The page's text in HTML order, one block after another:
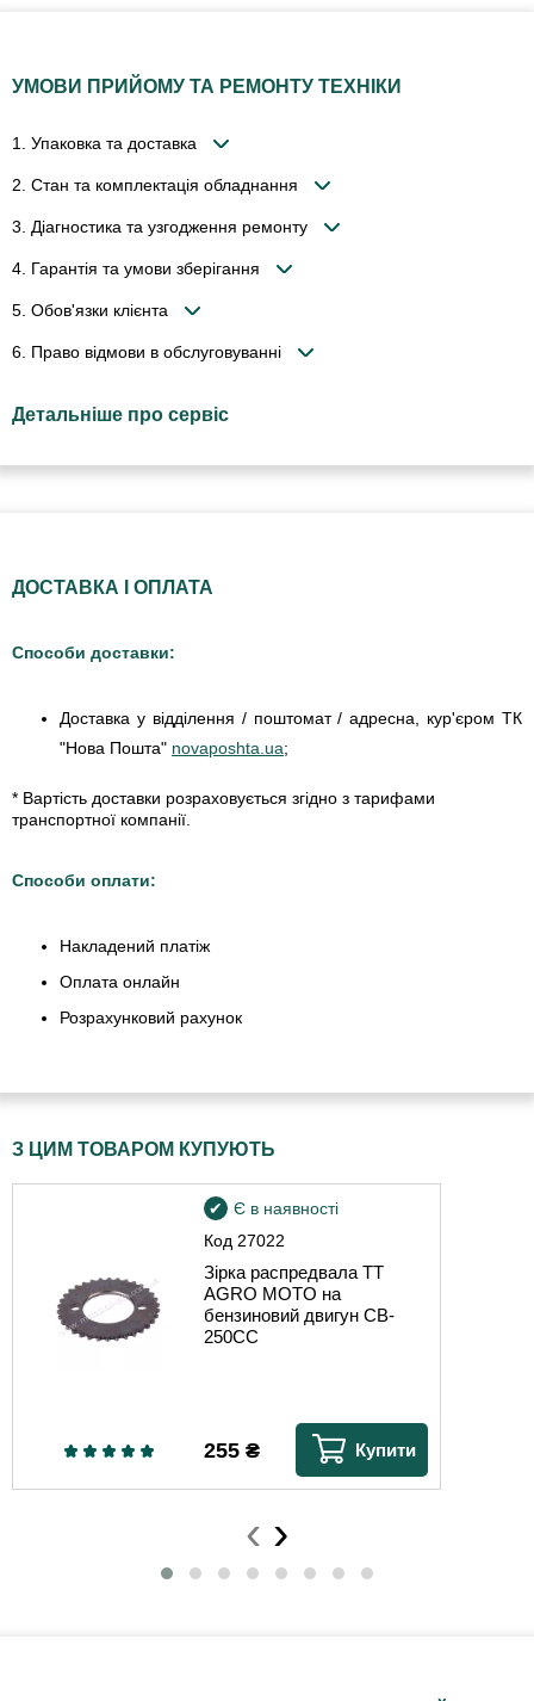
УМОВИ ПРИЙОМУ ТА РЕМОНТУ ТЕХНІКИ
1. Упаковка та доставка
2. Стан та комплектація обладнання
3. Діагностика та узгодження ремонту
4. Гарантія та умови зберігання
5. Обов'язки клієнта
6. Право відмови в обслуговуванні
Детальніше про сервіс
ДОСТАВКА І ОПЛАТА
Способи доставки:
Доставка у відділення / поштомат / адресна, кур'єром ТК
"Нова Пошта" novaposhta.ua;
* Вартість доставки розраховується згідно з тарифами
транспортної компанії.
Способи оплати:
Накладений платіж
Оплата онлайн
Розрахунковий рахунок
З ЦИМ ТОВАРОМ КУПУЮТЬ
Код 27022
Є в наявності
Зірка распредвала TT
AGRO MOTO на
бензиновий двигун CB-
250CC
255 ₴ Купити
‹ ›